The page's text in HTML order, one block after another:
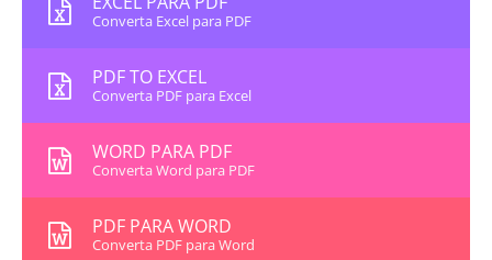
Converta Excel para PDF
PDF TO EXCEL
Converta PDF para Excel
WORD PARA PDF
Converta Word para PDF
PDF PARA WORD
Converta PDF para Word